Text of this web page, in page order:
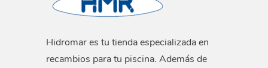
Hidromar es tu tienda especializada en
recambios para tu piscina. Además de